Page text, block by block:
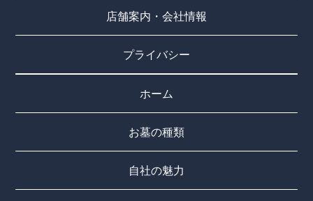
店舗案内・会社情報
プライバシー
ホーム
お墓の種類
自社の魅力